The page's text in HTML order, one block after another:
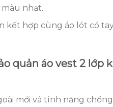
nhạt.
kết hợp cùng áo lót có
quản áo vest 2
mới và tính năng